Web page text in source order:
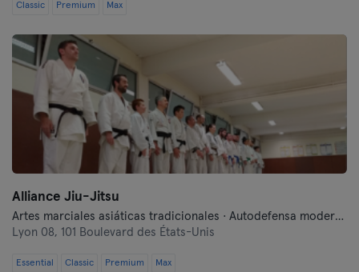
Classic Premium Max
Alliance Jiu-Jitsu
Artes marciales asiáticas tradicionales · Autodefensa moderna
Lyon 08, 101 Boulevard des États-Unis
Essential Classic Premium Max